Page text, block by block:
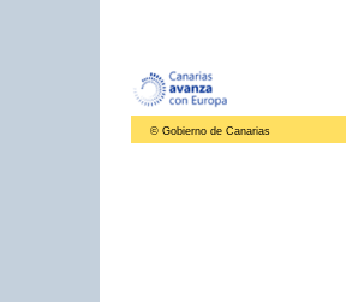
© Gobierno de Canarias